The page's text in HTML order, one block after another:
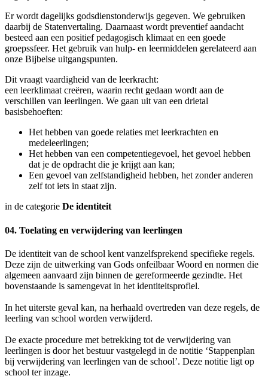
Er wordt dagelijks godsdienstonderwijs gegeven. We gebruiken
daarbij de Statenvertaling. Daarnaast wordt preventief aandacht
besteed aan een positief pedagogisch klimaat en een goede
groepssfeer. Het gebruik van hulp- en leermiddelen gerelateerd aan
onze Bijbelse uitgangspunten.
Dit vraagt vaardigheid van de leerkracht:
een leerklimaat creëren, waarin recht gedaan wordt aan de
verschillen van leerlingen. We gaan uit van een drietal
basisbehoeften:
Het hebben van goede relaties met leerkrachten en
medeleerlingen;
Het hebben van een competentiegevoel, het gevoel hebben
dat je de opdracht die je krijgt aan kan;
Een gevoel van zelfstandigheid hebben, het zonder anderen
zelf tot iets in staat zijn.
in de categorie De identiteit
04. Toelating en verwijdering van leerlingen
De identiteit van de school kent vanzelfsprekend specifieke regels.
Deze zijn de uitwerking van Gods onfeilbaar Woord en normen die
algemeen aanvaard zijn binnen de gereformeerde gezindte. Het
bovenstaande is samengevat in het identiteitsprofiel.
In het uiterste geval kan, na herhaald overtreden van deze regels, de
leerling van school worden verwijderd.
De exacte procedure met betrekking tot de verwijdering van
leerlingen is door het bestuur vastgelegd in de notitie ‘Stappenplan
bij verwijdering van leerlingen van de school’. Deze notitie ligt op
school ter inzage.